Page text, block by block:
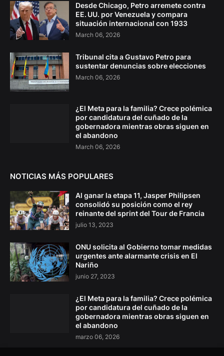
Desde Chicago, Petro arremete contra
EE. UU. por Venezuela y compara
situación internacional con 1933
March 06, 2026
Tribunal cita a Gustavo Petro para
sustentar denuncias sobre elecciones
March 06, 2026
¿El Meta para la familia? Crece polémica
por candidatura del cuñado de la
gobernadora mientras obras siguen en
el abandono
March 06, 2026
NOTICIAS MÁS POPULARES
Al ganar la etapa 11, Jasper Philipsen
consolidó su posición como el rey
reinante del sprint del Tour de Francia
julio 13, 2023
ONU solicita al Gobierno tomar medidas
urgentes ante alarmante crisis en El
Nariño
junio 27, 2023
¿El Meta para la familia? Crece polémica
por candidatura del cuñado de la
gobernadora mientras obras siguen en
el abandono
marzo 06, 2026